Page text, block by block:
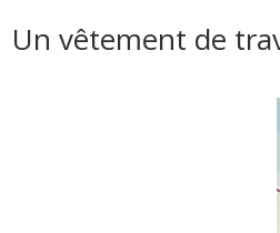
Un vêtement de